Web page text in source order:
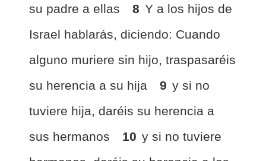
su padre a ellas
8 Y a los hijos de
Israel hablarás, diciendo: Cuando
alguno muriere sin hijo, traspasaréis
su herencia a su hija
9 y si no
tuviere hija, daréis su herencia a
sus hermanos
10 y si no tuviere